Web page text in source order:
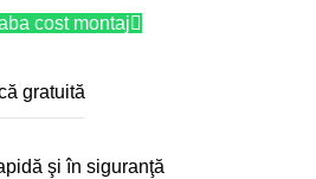
cost montaj
gratuită
şi în siguranţă